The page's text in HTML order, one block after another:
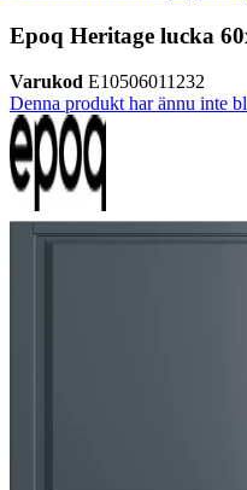
Epoq Heritage lucka
Varukod E10506011232
Denna produkt har ännu inte